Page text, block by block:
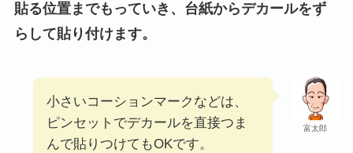
貼る位置までもっていき、台紙からデカールをず
らして貼り付けます。
富太郎
小さいコーションマークなどは、
ピンセットでデカールを直接つま
んで貼りつけてもOKです。